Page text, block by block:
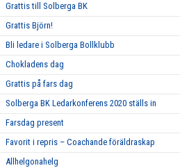
Grattis till Solberga BK
Grattis Björn!
Bli ledare i Solberga Bollklubb
Chokladens dag
Grattis på fars dag
Solberga BK Ledarkonferens 2020 ställs in
Farsdag present
Favorit i repris – Coachande föräldraskap
Allhelgonahelg